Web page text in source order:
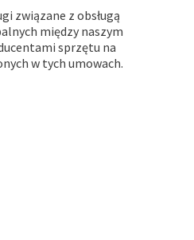
związane z obsługą
między naszym
sprzętu na
w tych umowach.